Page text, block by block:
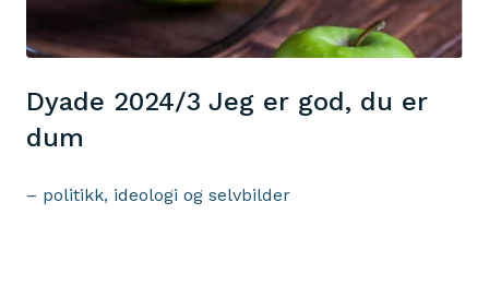
Dyade 2024/3 Jeg er god, du er
dum
– politikk, ideologi og selvbilder